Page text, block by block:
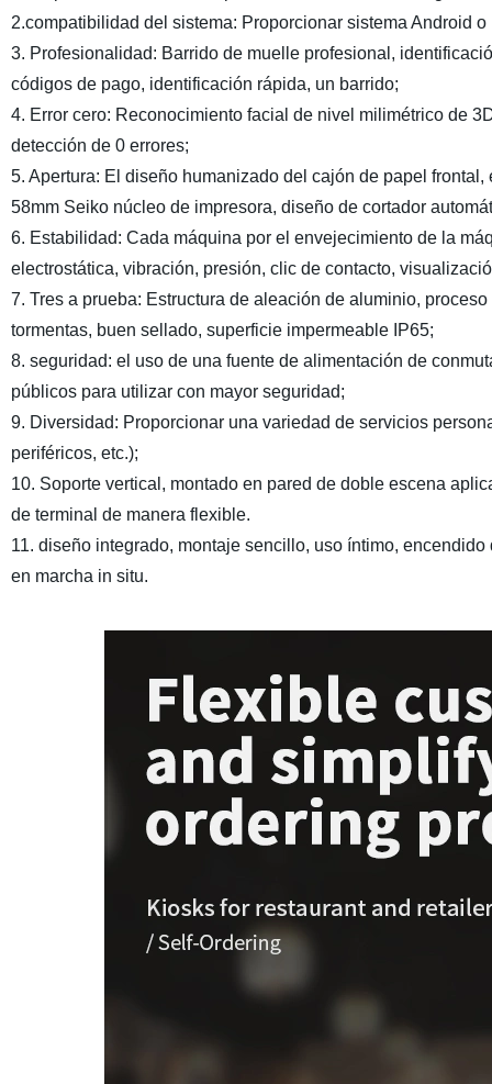
2.compatibilidad del sistema: Proporcionar sistema Android o
3. Profesionalidad: Barrido de muelle profesional,
códigos de pago, identificación rápida, un barrido;
4. Error cero: Reconocimiento facial de nivel milimétrico de
detección de 0 errores;
5. Apertura: El diseño humanizado del cajón de papel
58mm Seiko núcleo de impresora, diseño de cortador
6. Estabilidad: Cada máquina por el envejecimiento de la
electrostática, vibración, presión, clic de contacto,
7. Tres a prueba: Estructura de aleación de aluminio,
tormentas, buen sellado, superficie impermeable IP65;
8. seguridad: el uso de una fuente de alimentación de
públicos para utilizar con mayor seguridad;
9. Diversidad: Proporcionar una variedad de servicios
periféricos, etc.);
10. Soporte vertical, montado en pared de doble escena
de terminal de manera flexible.
11. diseño integrado, montaje sencillo, uso íntimo,
en marcha in situ.